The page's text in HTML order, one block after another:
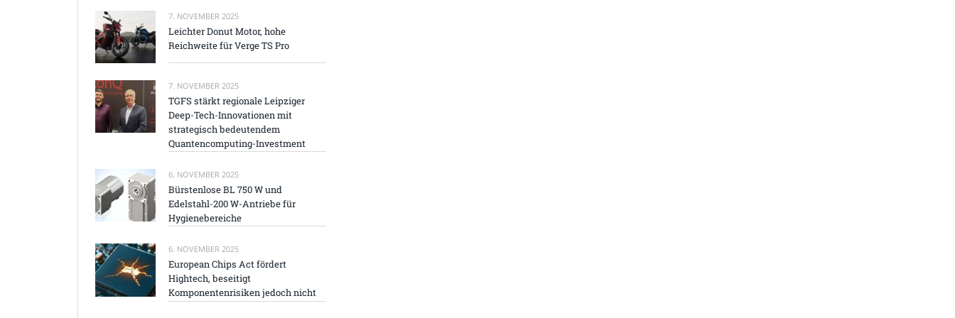
7. NOVEMBER 2025
Leichter Donut Motor, hohe
Reichweite für Verge TS Pro
7. NOVEMBER 2025
TGFS stärkt regionale Leipziger
Deep-Tech-Innovationen mit
strategisch bedeutendem
Quantencomputing-Investment
6. NOVEMBER 2025
Bürstenlose BL 750 W und
Edelstahl-200 W-Antriebe für
Hygienebereiche
6. NOVEMBER 2025
European Chips Act fördert
Hightech, beseitigt
Komponentenrisiken jedoch nicht